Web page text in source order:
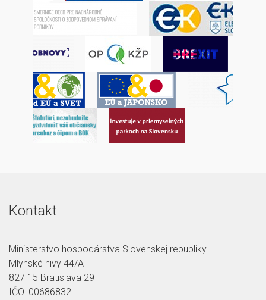
Kontakt
Ministerstvo hospodárstva Slovenskej republiky
Mlynské nivy 44/A
827 15 Bratislava 29
IČO: 00686832